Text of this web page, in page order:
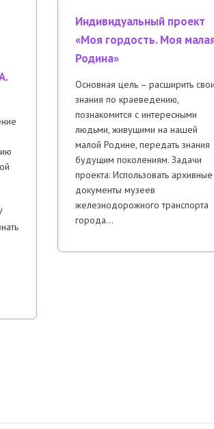
Индивидуальный проект
«Моя гордость. Моя
Родина»
Основная цель – расширить свои
знания по краеведению,
познакомится с интересными
людьми, живущими на нашей
малой Родине, передать знания
будущим поколениям. Задачи
проекта: Использовать архивные
документы музеев
железнодорожного транспорта
города…